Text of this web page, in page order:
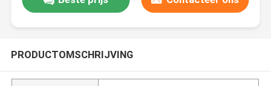
PRODUCTOMSCHRIJVING